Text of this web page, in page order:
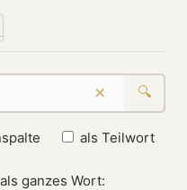
× 🔍
als Teilwort
ganzes Wort: